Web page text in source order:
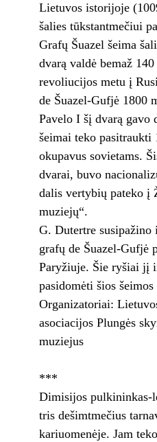
Lietuvos istorijoje
šalies tūkstantmečiui
Grafų Šuazel šeima
dvarą valdė bemaž
revoliucijos metu į
de Šuazel-Gufjė 1800
Pavelo I šį dvarą gavo
šeimai teko pasitraukti
okupavus sovietams.
dvarai, buvo
dalis vertybių pateko į
muziejų“.
G. Dutertre
grafų de Šuazel-Gufjė
Paryžiuje. Šie ryšiai jį
pasidomėti šios
Organizatoriai:
asociacijos Plungės
muziejus
***
Dimisijos pulkininkas-
tris dešimtmečius
kariuomenėje. Jam